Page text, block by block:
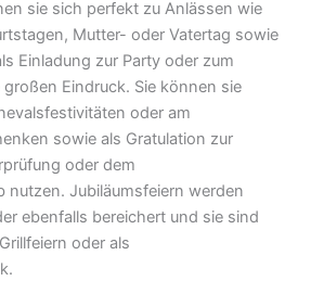
sie sich perfekt zu Anlässen wie
Mutter- oder Vatertag sowie
Einladung zur Party oder zum
Eindruck. Sie können sie
oder am
sowie als Gratulation zur
oder dem
nutzen. Jubiläumsfeiern werden
ebenfalls bereichert und sie sind
oder als